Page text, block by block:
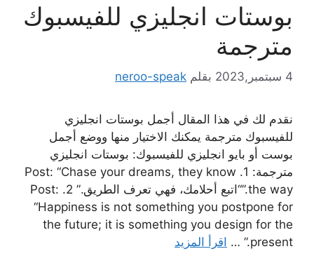
بوستات انجليزي للفيسبوك
مترجمة
4 سبتمبر,2023 بقلم neroo-speak
نقدم لك في هذا المقال أجمل بوستات انجليزي
للفيسبوك مترجمة يمكنك الاختيار منها ووضع أجمل
بوست أو بايو انجليزي للفيسبوك: بوستات انجليزي
مترجمة: 1. Post: “Chase your dreams, they know
the way.”“اتبع أحلامك، فهي تعرف الطريق.” 2. Post:
“Happiness is not something you postpone for
the future; it is something you design for the
present.” …
اقرأ المزيد